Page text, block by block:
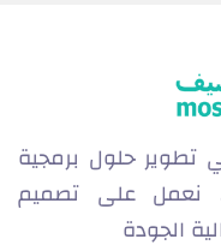
حلول برمجية
نعمل على تصميم
الجودة